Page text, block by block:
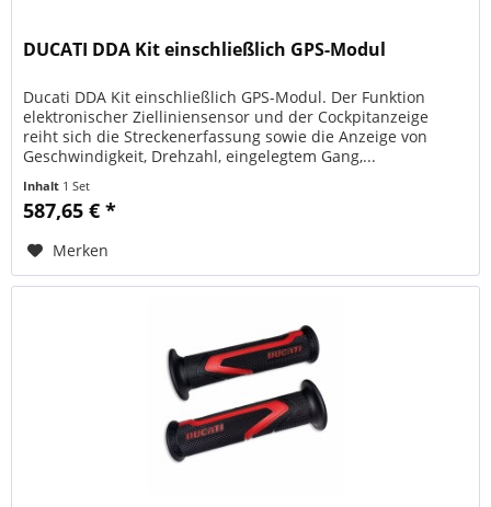
DUCATI DDA Kit einschließlich GPS-Modul
Ducati DDA Kit einschließlich GPS-Modul. Der Funktion
elektronischer Zielliniensensor und der Cockpitanzeige
reiht sich die Streckenerfassung sowie die Anzeige von
Geschwindigkeit, Drehzahl, eingelegtem Gang,...
Inhalt 1 Set
587,65 € *
Merken